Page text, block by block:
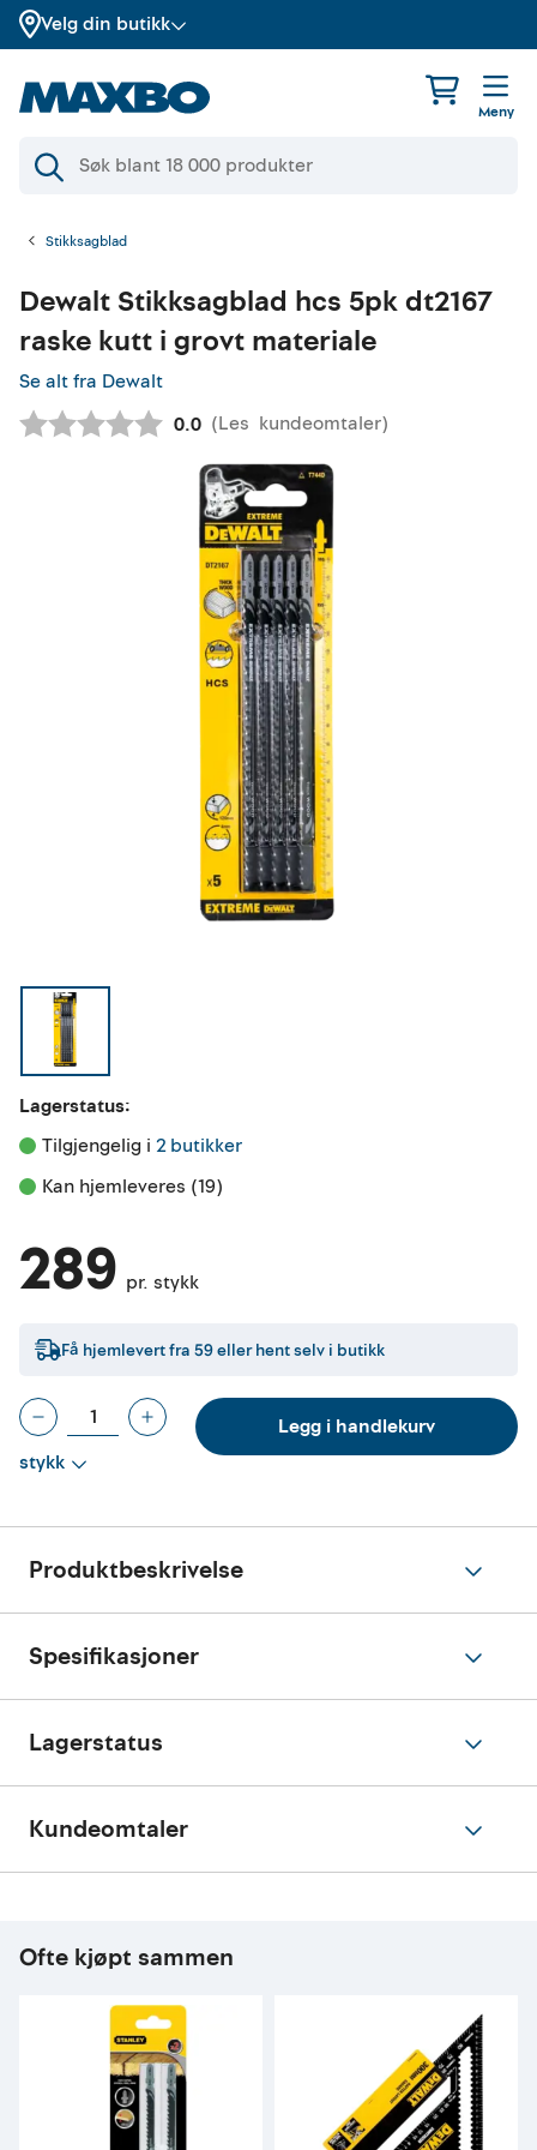
Velg din butikk
Meny
Stikksagblad
Dewalt Stikksagblad hcs 5pk dt2167
raske kutt i grovt materiale
Se alt fra Dewalt
Gjennomsnittskarakter:
0.0 (Les kundeomtaler)
Lagerstatus:
Tilgjengelig i 2 butikker
Kan hjemleveres (19)
289 pr. stykk
Få hjemlevert fra 59eller hent selv i butikk
stykk
Legg i handlekurv
Produktbeskrivelse
Spesifikasjoner
Lagerstatus
Kundeomtaler
Ofte kjøpt sammen